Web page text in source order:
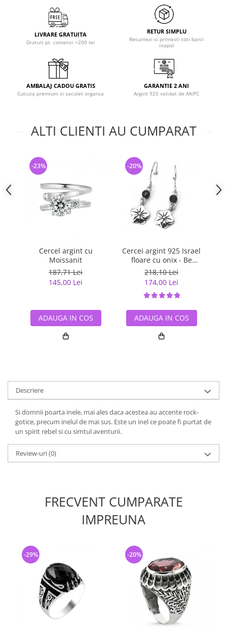
LIVRARE GRATUITA
Gratuit pt. comenzi >200 lei
RETUR SIMPLU
Returnezi si primesti toti banii
inapoi
AMBALAJ CADOU GRATIS
Cutiuta premium si saculet organza
GARANTIE 2 ANI
Argint 925 validat de ANPC
ALTI CLIENTI AU CUMPARAT
Cercel argint cu
Moissanit
187,71 Lei
145,00 Lei
-23%
ADAUGA IN COS
Cercei argint 925 Israel
floare cu onix - Be
Nature EPO0042
218,10 Lei
174,00 Lei
-20%
ADAUGA IN COS
Descriere
Si domnii poarta inele, mai ales daca acestea au accente rock-
gotice, precum inelul de mai sus. Este un inel ce poate fi purtat de
un spirit rebel si cu simtul aventurii.
Review-uri(0)
FRECVENT CUMPARATE
IMPREUNA
-29% -20%